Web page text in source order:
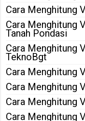
Cara Menghitung
Cara Menghitung
Tanah Pondasi
Cara Menghitung
TeknoBgt
Cara Menghitung
Cara Menghitung
Cara Menghitung
Cara Menghitung